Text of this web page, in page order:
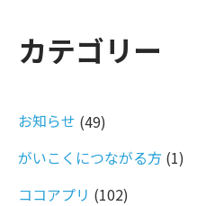
カテゴリー
お知らせ (49)
がいこくにつながる方 (1)
ココアプリ (102)